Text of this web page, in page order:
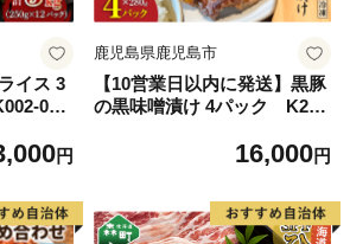
イス 3
033
円
鹿児島県鹿児島市
【10営業日以内に発送】黒豚
の黒味噌漬け 4パック K265
16,000円